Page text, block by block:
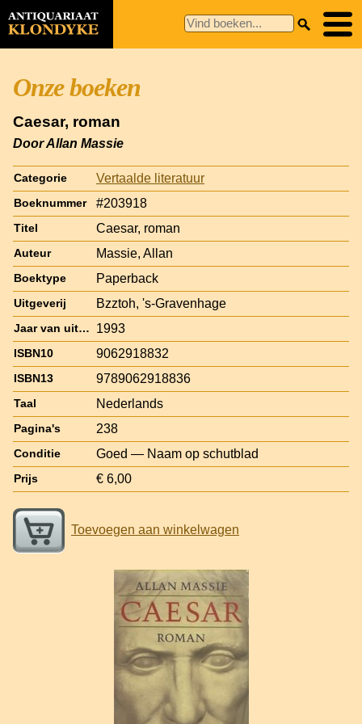
Onze boeken
Caesar, roman
Door Allan Massie
Categorie Vertaalde literatuur
Boeknummer #203918
Titel Caesar, roman
Auteur Massie, Allan
Boektype Paperback
Uitgeverij Bzztoh, 's-Gravenhage
Jaar van uitgave 1993
ISBN10 9062918832
ISBN13 9789062918836
Taal Nederlands
Pagina's 238
Conditie Goed — Naam op schutblad
Prijs € 6,00
Toevoegen aan winkelwagen